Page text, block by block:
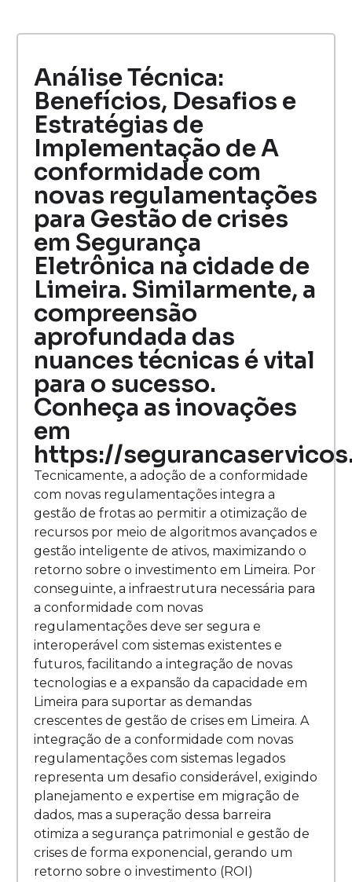
Análise Técnica:
Benefícios, Desafios e
Estratégias de
Implementação de A
conformidade com
novas regulamentações
para Gestão de crises
em Segurança
Eletrônica na cidade de
Limeira. Similarmente, a
compreensão
aprofundada das
nuances técnicas é vital
para o sucesso.
Conheça as inovações
em
https://
Tecnicamente, a adoção de a conformidade
com novas regulamentações integra a
gestão de frotas ao permitir a otimização de
recursos por meio de algoritmos avançados e
gestão inteligente de ativos, maximizando o
retorno sobre o investimento em Limeira. Por
conseguinte, a infraestrutura necessária para
a conformidade com novas
regulamentações deve ser segura e
interoperável com sistemas existentes e
futuros, facilitando a integração de novas
tecnologias e a expansão da capacidade em
Limeira para suportar as demandas
crescentes de gestão de crises em Limeira. A
integração de a conformidade com novas
regulamentações com sistemas legados
representa um desafio considerável, exigindo
planejamento e expertise em migração de
dados, mas a superação dessa barreira
otimiza a segurança patrimonial e gestão de
crises de forma exponencial, gerando um
retorno sobre o investimento (ROI)